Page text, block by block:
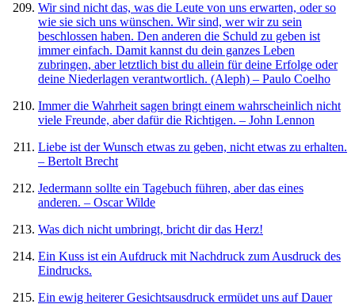
Wir sind nicht das, was die Leute von uns erwarten, oder so
wie sie sich uns wünschen. Wir sind, wer wir zu sein
beschlossen haben. Den anderen die Schuld zu geben ist
immer einfach. Damit kannst du dein ganzes Leben
zubringen, aber letztlich bist du allein für deine Erfolge oder
deine Niederlagen verantwortlich. (Aleph) – Paulo Coelho
Immer die Wahrheit sagen bringt einem wahrscheinlich nicht
viele Freunde, aber dafür die Richtigen. – John Lennon
Liebe ist der Wunsch etwas zu geben, nicht etwas zu erhalten.
– Bertolt Brecht
Jedermann sollte ein Tagebuch führen, aber das eines
anderen. – Oscar Wilde
Was dich nicht umbringt, bricht dir das Herz!
Ein Kuss ist ein Aufdruck mit Nachdruck zum Ausdruck des
Eindrucks.
Ein ewig heiterer Gesichtsausdruck ermüdet uns auf Dauer